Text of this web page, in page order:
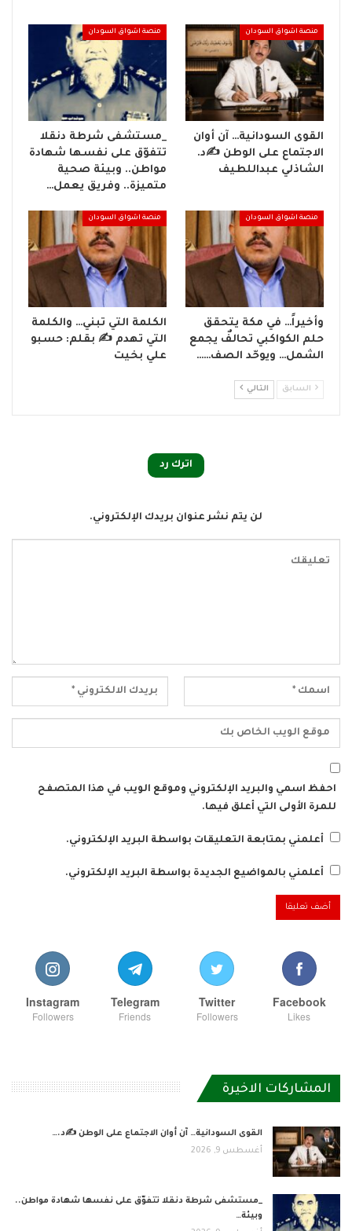
منصة اشواق السودان
القوى السودانية… آن أوان
الاجتماع على الوطن ✍️د.
الشاذلي عبداللطيف
منصة اشواق السودان
_مستشفى شرطة دنقلا
تتفوّق على نفسها شهادة
مواطن.. وبيئة صحية
متميزة.. وفريق يعمل…
منصة اشواق السودان
وأخيراً… في مكة يتحقق
حلم الكواكبي تحالفٌ يجمع
الشمل… ويوحّد الصف……
منصة اشواق السودان
الكلمة التي تبني… والكلمة
التي تهدم ✍ بقلم: حسبو
علي بخيت
السابق التالي
اترك رد
لن يتم نشر عنوان بريدك الإلكتروني.
احفظ اسمي والبريد الإلكتروني وموقع الويب في هذا المتصفح
للمرة الأولى التي أعلق فيها.
أعلمني بمتابعة التعليقات بواسطة البريد الإلكتروني.
أعلمني بالمواضيع الجديدة بواسطة البريد الإلكتروني.
Facebook
Likes
Twitter
Followers
Telegram
Friends
Instagram
Followers
المشاركات الاخيرة
القوى السودانية… آن أوان الاجتماع على الوطن ✍️د.…
أغسطس 9, 2026
_مستشفى شرطة دنقلا تتفوّق على نفسها شهادة مواطن..
وبيئة…